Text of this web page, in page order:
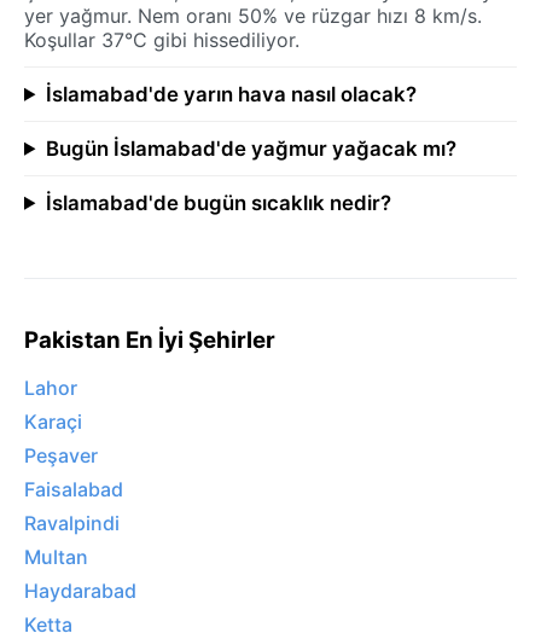
yer yağmur. Nem oranı 50% ve rüzgar hızı 8 km/s.
Koşullar 37°C gibi hissediliyor.
İslamabad'de yarın hava nasıl olacak?
Bugün İslamabad'de yağmur yağacak mı?
İslamabad'de bugün sıcaklık nedir?
Pakistan En İyi Şehirler
Lahor
Karaçi
Peşaver
Faisalabad
Ravalpindi
Multan
Haydarabad
Ketta